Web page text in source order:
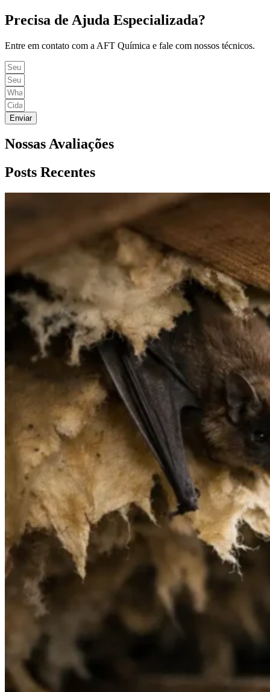
Precisa de Ajuda Especializada?
Entre em contato com a AFT Química e fale com nossos técnicos.
Enviar
Nossas Avaliações
Posts Recentes